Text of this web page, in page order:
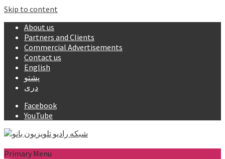
Skip to content
About us
Partners and Clients
Commercial Advertisements
Contact us
English
پشتو
دری
Facebook
YouTube
Primary Menu